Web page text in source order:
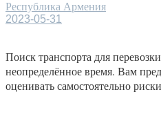
Республика Армения
2023-05-31
Поиск транспорта для
неопределённое время. Вам
оценивать самостоятельно